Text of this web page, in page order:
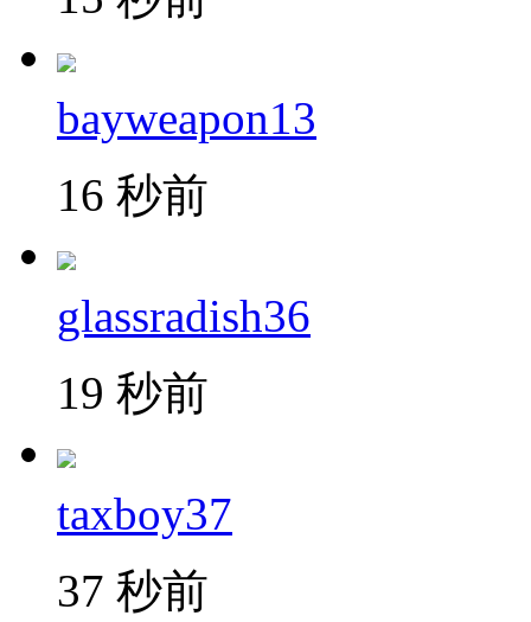
bayweapon13
16 秒前
glassradish36
19 秒前
taxboy37
37 秒前